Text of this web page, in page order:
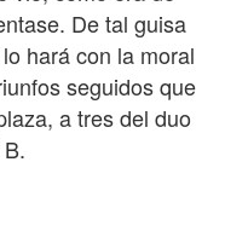
De tal guisa
hará con la moral
seguidos que
a tres del duo